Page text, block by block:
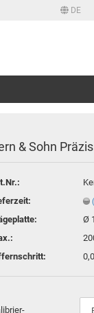
DE
& Sohn
Ø